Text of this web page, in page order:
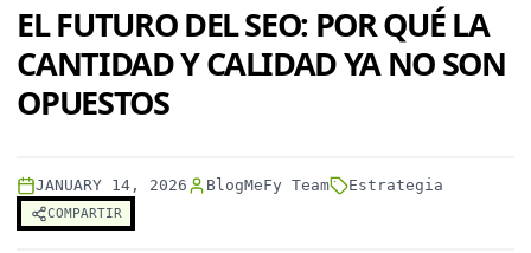
EL FUTURO DEL SEO: POR QUÉ LA
CANTIDAD Y CALIDAD YA NO SON
OPUESTOS
JANUARY 14, 2026 BlogMeFy Team Estrategia
COMPARTIR